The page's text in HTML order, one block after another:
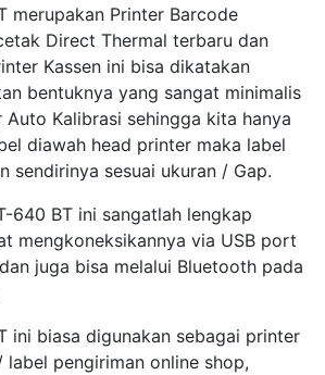
merupakan Printer Barcode
Direct Thermal terbaru dan
Kassen ini bisa dikatakan
bentuknya yang sangat minimalis
Kalibrasi sehingga kita hanya
diawah head printer maka label
sendirinya sesuai ukuran / Gap.
640 BT ini sangatlah lengkap
mengkoneksikannya via USB port
juga bisa melalui Bluetooth pada
ini biasa digunakan sebagai printer
pengiriman online shop,